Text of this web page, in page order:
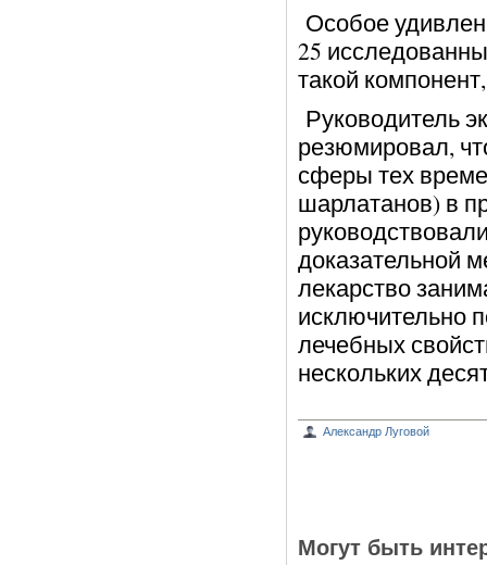
Особое
25
такой
Руководитель
резюмировал,
сферы тех
шарлатанов) в
доказательной
лекарство
исключительно
лечебных
нескольких
Александр Луговой
Могут быть